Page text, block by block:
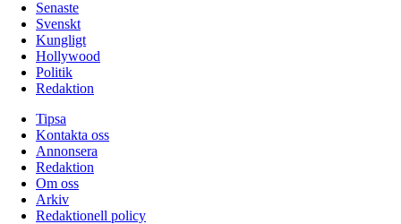
Senaste
Svenskt
Kungligt
Hollywood
Politik
Redaktion
Tipsa
Kontakta oss
Annonsera
Redaktion
Om oss
Arkiv
Redaktionell policy